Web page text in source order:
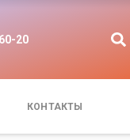
20
КОНТАКТЫ